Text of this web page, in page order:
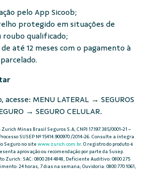
pelo App Sicoob;
protegido em situações de
qualificado;
até 12 meses com o pagamento à
acesse: MENU LATERAL → SEGUROS
→ SEGURO CELULAR.
Minas Brasil Seguros S.A, CNPJ 17.197.385/0001-21 –
SUSEP Nº 15414.900970 /2014-26. Consulte a íntegra
Seguro no site www.zurich.com.br. O registro do produto é
aprovação ou recomendação por parte da Susep.
Zurich: SAC: 0800 284 4848, Deficiente Auditivo: 0800 275
24 horas, 7 dias na semana; Ouvidoria: 0800 770 1061,